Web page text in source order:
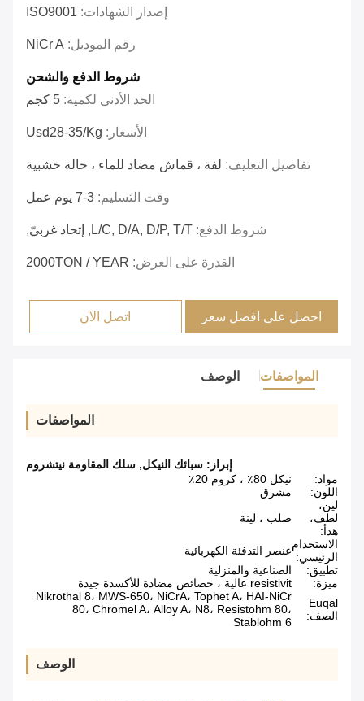
إصدار الشهادات: ISO9001
رقم الموديل: NiCr A
شروط الدفع والشحن
الحد الأدنى لكمية: 5 كجم
الأسعار: Usd28-35/kg
تفاصيل التغليف: لفة ، قماش مضاد للماء ، حالة خشبية
وقت التسليم: 3-7 يوم عمل
شروط الدفع: L/C, D/A, D/P, T/T, إتحاد غربيّ,
القدرة على العرض: 2000TON / YEAR
احصل على افضل سعر اتصل الآن
المواصفات الوصف
المواصفات
إبراز: سبائك النيكل, سلك المقاومة نيتشروم
مواد:
نيكل 80٪ ، كروم 20٪
اللون:
مشرق
لين،
لطف،
هدأ:
صلب ، لينة
الاستخدام
الرئيسي: عنصر التدفئة الكهربائية
تطبيق:
الصناعية والمنزلية
ميزة:
resistivit عالية ، خصائص مضادة للأكسدة جيدة
Euqal
الصف:
Nikrothal 8، MWS-650، NiCrA، Tophet A، HAI-NiCr
80، Chromel A، Alloy A، N8، Resistohm 80،
Stablohm 6
الوصف